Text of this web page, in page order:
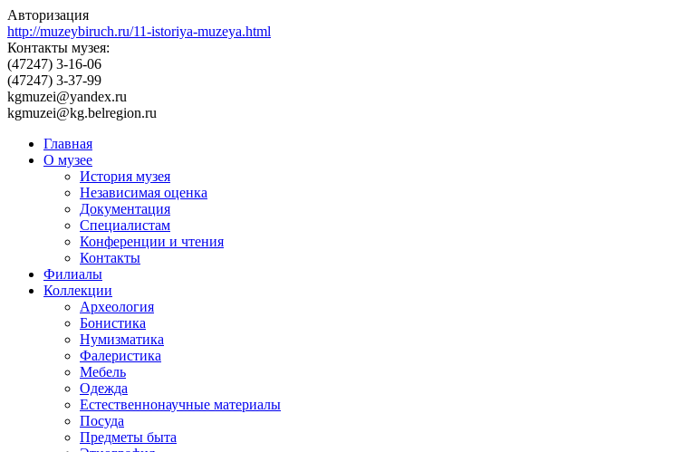
Авторизация
http://muzeybiruch.ru/11-istoriya-muzeya.html
Контакты музея:
(47247) 3-16-06
(47247) 3-37-99
kgmuzei@yandex.ru
kgmuzei@kg.belregion.ru
Главная
О музее
История музея
Независимая оценка
Документация
Специалистам
Конференции и чтения
Контакты
Филиалы
Коллекции
Археология
Бонистика
Нумизматика
Фалеристика
Мебель
Одежда
Естественнонаучные материалы
Посуда
Предметы быта